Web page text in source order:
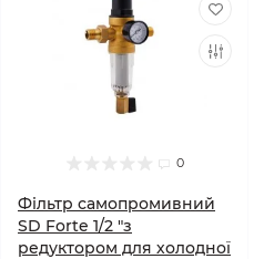
0
Фільтр самопромивний
SD Forte 1/2 "з
редуктором для холодної